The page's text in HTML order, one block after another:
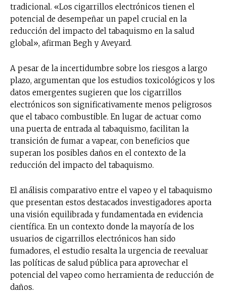
tradicional. «Los cigarrillos electrónicos tienen el
potencial de desempeñar un papel crucial en la
reducción del impacto del tabaquismo en la salud
global», afirman Begh y Aveyard.
A pesar de la incertidumbre sobre los riesgos a largo
plazo, argumentan que los estudios toxicológicos y los
datos emergentes sugieren que los cigarrillos
electrónicos son significativamente menos peligrosos
que el tabaco combustible. En lugar de actuar como
una puerta de entrada al tabaquismo, facilitan la
transición de fumar a vapear, con beneficios que
superan los posibles daños en el contexto de la
reducción del impacto del tabaquismo.
El análisis comparativo entre el vapeo y el tabaquismo
que presentan estos destacados investigadores aporta
una visión equilibrada y fundamentada en evidencia
científica. En un contexto donde la mayoría de los
usuarios de cigarrillos electrónicos han sido
fumadores, el estudio resalta la urgencia de reevaluar
las políticas de salud pública para aprovechar el
potencial del vapeo como herramienta de reducción de
daños.